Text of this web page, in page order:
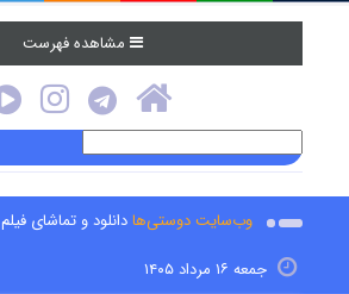
مشاهده فهرست
وب‌سایت دوستی‌هادانلود و تماشای فیلم
جمعه ۱۶ مرداد ۱۴۰۵